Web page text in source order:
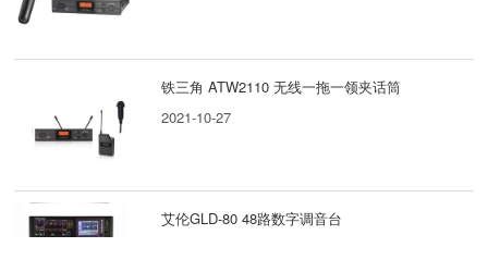
铁三角 ATW2110 无线一拖一领夹话筒
2021-10-27
艾伦GLD-80 48路数字调音台